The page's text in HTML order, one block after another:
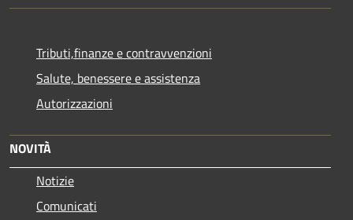
Tributi,finanze e contravvenzioni
Salute, benessere e assistenza
Autorizzazioni
NOVITÀ
Notizie
Comunicati